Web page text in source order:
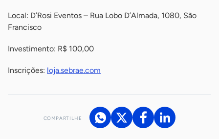
Local: D’Rosi Eventos – Rua Lobo D’Almada, 1080, São
Francisco
Investimento: R$ 100,00
Inscrições: loja.sebrae.com
COMPARTILHE